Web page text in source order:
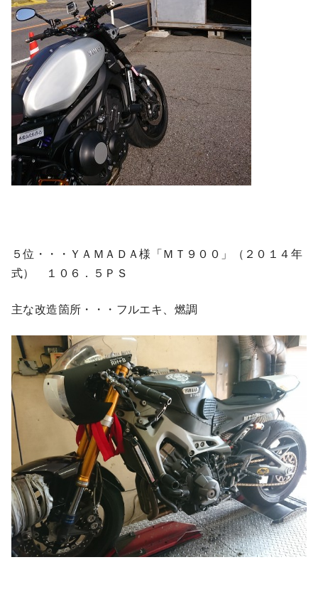
５位・・・ＹＡＭＡＤＡ様「ＭＴ９００」（２０１４年
式） １０６．５ＰＳ
主な改造箇所・・・フルエキ、燃調